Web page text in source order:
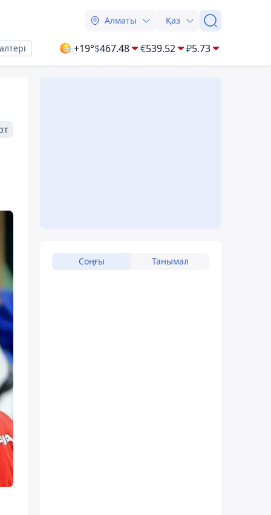
Алматы Қаз
+19°$467.48 €539.52 ₽5.73
Соңғы Танымал